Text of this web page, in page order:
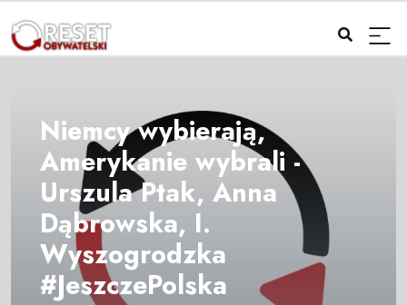
Niemcy wybierają,
Amerykanie wybrali -
Urszula Ptak, Anna
Dąbrowska, I.
Wyszogrodzka
#JeszczePolska